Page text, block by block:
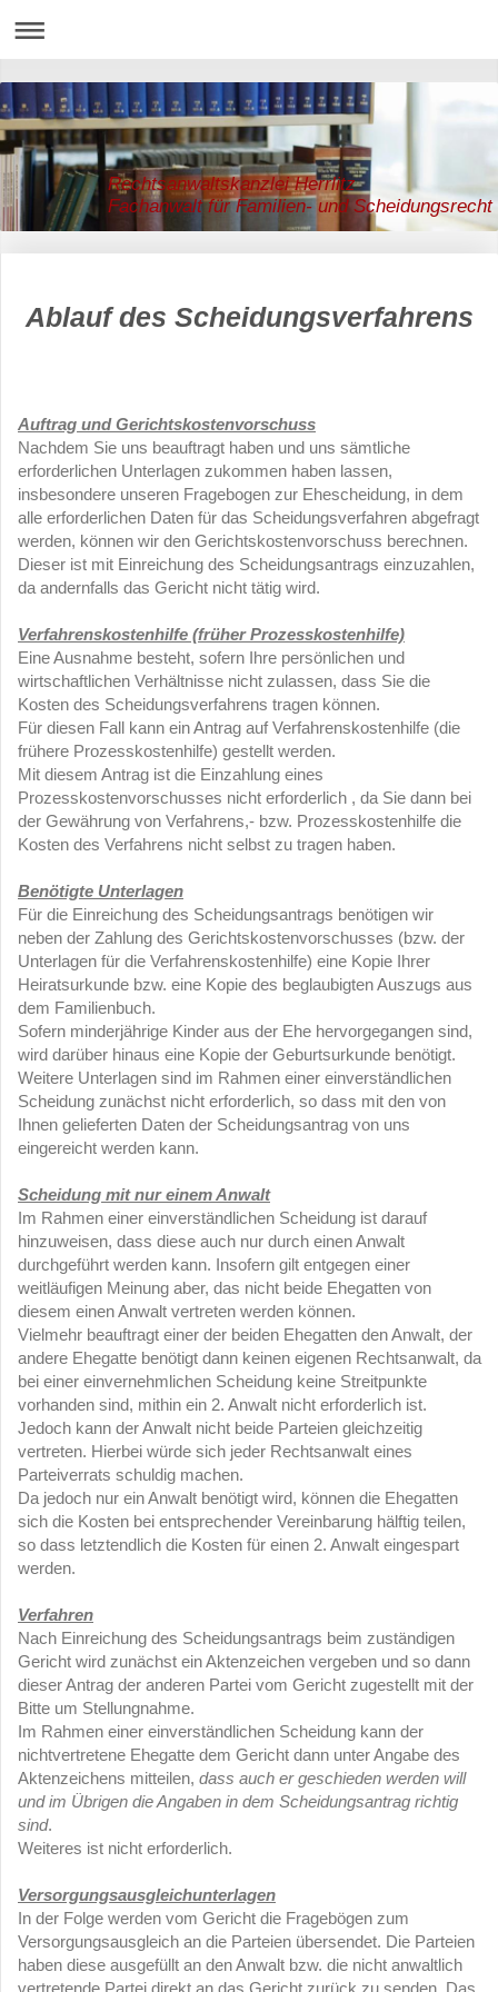
Rechtsanwaltskanzlei Herrlitz
Fachanwalt für Familien- und Scheidungsrecht
Ablauf des Scheidungsverfahrens
Auftrag und Gerichtskostenvorschuss
Nachdem Sie uns beauftragt haben und uns sämtliche
erforderlichen Unterlagen zukommen haben lassen,
insbesondere unseren Fragebogen zur Ehescheidung, in dem
alle erforderlichen Daten für das Scheidungsverfahren abgefragt
werden, können wir den Gerichtskostenvorschuss berechnen.
Dieser ist mit Einreichung des Scheidungsantrags einzuzahlen,
da andernfalls das Gericht nicht tätig wird.
Verfahrenskostenhilfe (früher Prozesskostenhilfe)
Eine Ausnahme besteht, sofern Ihre persönlichen und
wirtschaftlichen Verhältnisse nicht zulassen, dass Sie die
Kosten des Scheidungsverfahrens tragen können.
Für diesen Fall kann ein Antrag auf Verfahrenskostenhilfe (die
frühere Prozesskostenhilfe) gestellt werden.
Mit diesem Antrag ist die Einzahlung eines
Prozesskostenvorschusses nicht erforderlich , da Sie dann bei
der Gewährung von Verfahrens,- bzw. Prozesskostenhilfe die
Kosten des Verfahrens nicht selbst zu tragen haben.
Benötigte Unterlagen
Für die Einreichung des Scheidungsantrags benötigen wir
neben der Zahlung des Gerichtskostenvorschusses (bzw. der
Unterlagen für die Verfahrenskostenhilfe) eine Kopie Ihrer
Heiratsurkunde bzw. eine Kopie des beglaubigten Auszugs aus
dem Familienbuch.
Sofern minderjährige Kinder aus der Ehe hervorgegangen sind,
wird darüber hinaus eine Kopie der Geburtsurkunde benötigt.
Weitere Unterlagen sind im Rahmen einer einverständlichen
Scheidung zunächst nicht erforderlich, so dass mit den von
Ihnen gelieferten Daten der Scheidungsantrag von uns
eingereicht werden kann.
Scheidung mit nur einem Anwalt
Im Rahmen einer einverständlichen Scheidung ist darauf
hinzuweisen, dass diese auch nur durch einen Anwalt
durchgeführt werden kann. Insofern gilt entgegen einer
weitläufigen Meinung aber, das nicht beide Ehegatten von
diesem einen Anwalt vertreten werden können.
Vielmehr beauftragt einer der beiden Ehegatten den Anwalt, der
andere Ehegatte benötigt dann keinen eigenen Rechtsanwalt, da
bei einer einvernehmlichen Scheidung keine Streitpunkte
vorhanden sind, mithin ein 2. Anwalt nicht erforderlich ist.
Jedoch kann der Anwalt nicht beide Parteien gleichzeitig
vertreten. Hierbei würde sich jeder Rechtsanwalt eines
Parteiverrats schuldig machen.
Da jedoch nur ein Anwalt benötigt wird, können die Ehegatten
sich die Kosten bei entsprechender Vereinbarung hälftig teilen,
so dass letztendlich die Kosten für einen 2. Anwalt eingespart
werden.
Verfahren
Nach Einreichung des Scheidungsantrags beim zuständigen
Gericht wird zunächst ein Aktenzeichen vergeben und so dann
dieser Antrag der anderen Partei vom Gericht zugestellt mit der
Bitte um Stellungnahme.
Im Rahmen einer einverständlichen Scheidung kann der
nichtvertretene Ehegatte dem Gericht dann unter Angabe des
Aktenzeichens mitteilen, dass auch er geschieden werden will
und im Übrigen die Angaben in dem Scheidungsantrag richtig
sind.
Weiteres ist nicht erforderlich.
Versorgungsausgleichunterlagen
In der Folge werden vom Gericht die Fragebögen zum
Versorgungsausgleich an die Parteien übersendet. Die Parteien
haben diese ausgefüllt an den Anwalt bzw. die nicht anwaltlich
vertretende Partei direkt an das Gericht zurück zu senden. Das